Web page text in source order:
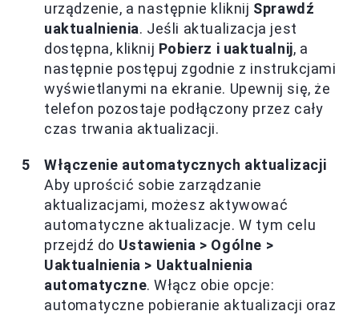
urządzenie, a następnie kliknij Sprawdź
uaktualnienia. Jeśli aktualizacja jest
dostępna, kliknij Pobierz i uaktualnij, a
następnie postępuj zgodnie z instrukcjami
wyświetlanymi na ekranie. Upewnij się, że
telefon pozostaje podłączony przez cały
czas trwania aktualizacji.
Włączenie automatycznych aktualizacji
Aby uprościć sobie zarządzanie
aktualizacjami, możesz aktywować
automatyczne aktualizacje. W tym celu
przejdź do Ustawienia > Ogólne >
Uaktualnienia > Uaktualnienia
automatyczne. Włącz obie opcje:
automatyczne pobieranie aktualizacji oraz